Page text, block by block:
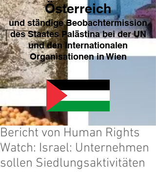
Österreich
und ständige Beobachtermission
des Staates Palästina bei der UN
und den Internationalen
Organisationen in Wien
Bericht von Human Rights
Watch: Israel: Unternehmen
sollen Siedlungsaktivitäten